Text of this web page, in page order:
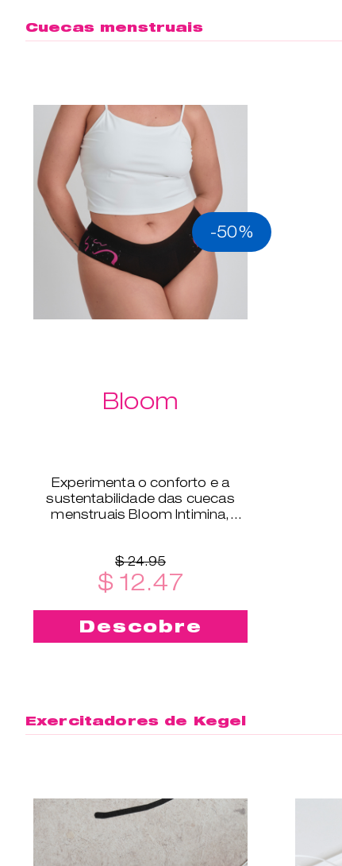
Cuecas menstruais
-50%
Bloom
Experimenta o conforto e a
sustentabilidade das cuecas
menstruais Bloom Intimina,
$ 24.95
$ 12.47
Descobre
Exercitadores de Kegel